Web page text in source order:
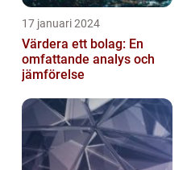
17 januari 2024
Värdera ett bolag: En
omfattande analys och
jämförelse